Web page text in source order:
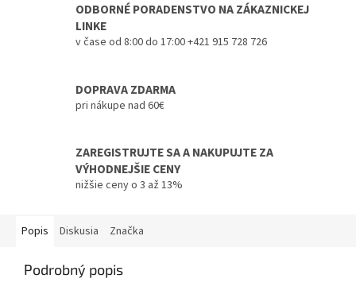
ODBORNÉ PORADENSTVO NA ZÁKAZNICKEJ
LINKE
v čase od 8:00 do 17:00 +421 915 728 726
DOPRAVA ZDARMA
pri nákupe nad 60€
ZAREGISTRUJTE SA A NAKUPUJTE ZA
VÝHODNEJŠIE CENY
nižšie ceny o 3 až 13%
Popis Diskusia Značka
Podrobný popis